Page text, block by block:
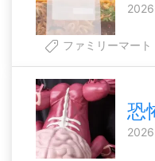
ファミリーマート
恐